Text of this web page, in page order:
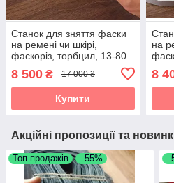
Станок для зняття фаски
на ремені чи шкірі,
фаскоріз, торбцил, 13-80
8 500 ₴ 17 000 ₴
Купити
на
8
Акційні пропозиції та
Топ продажів –55%